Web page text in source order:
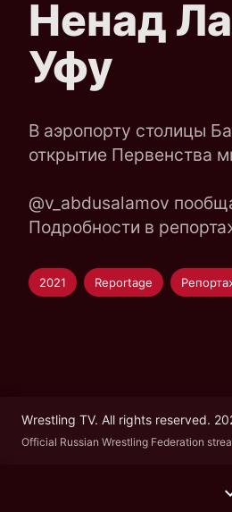
Ненад
Уфу
В аэропорту столицы
открытие Первенства
@v_abdusalamov
Подробности в
2021 Reportage
Wrestling TV. All rights reserved.
Official Russian Wrestling Federation